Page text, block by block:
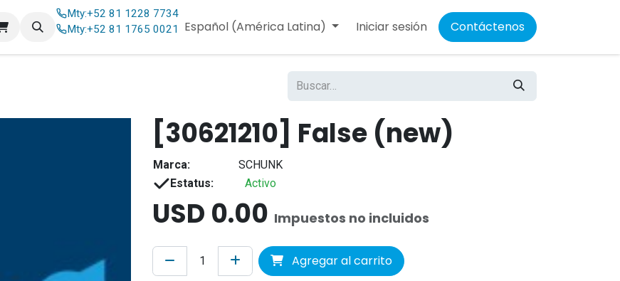
Contáctenos
Mty:+52 81 1228 7734
Mty:+52 81 1765 0021 Español (América Latina) Iniciar sesión Contáctenos
[30621210] False (new)
Marca:
SCHUNK
Estatus:
Activo
USD 0.00 Impuestos no incluidos
Agregar al carrito